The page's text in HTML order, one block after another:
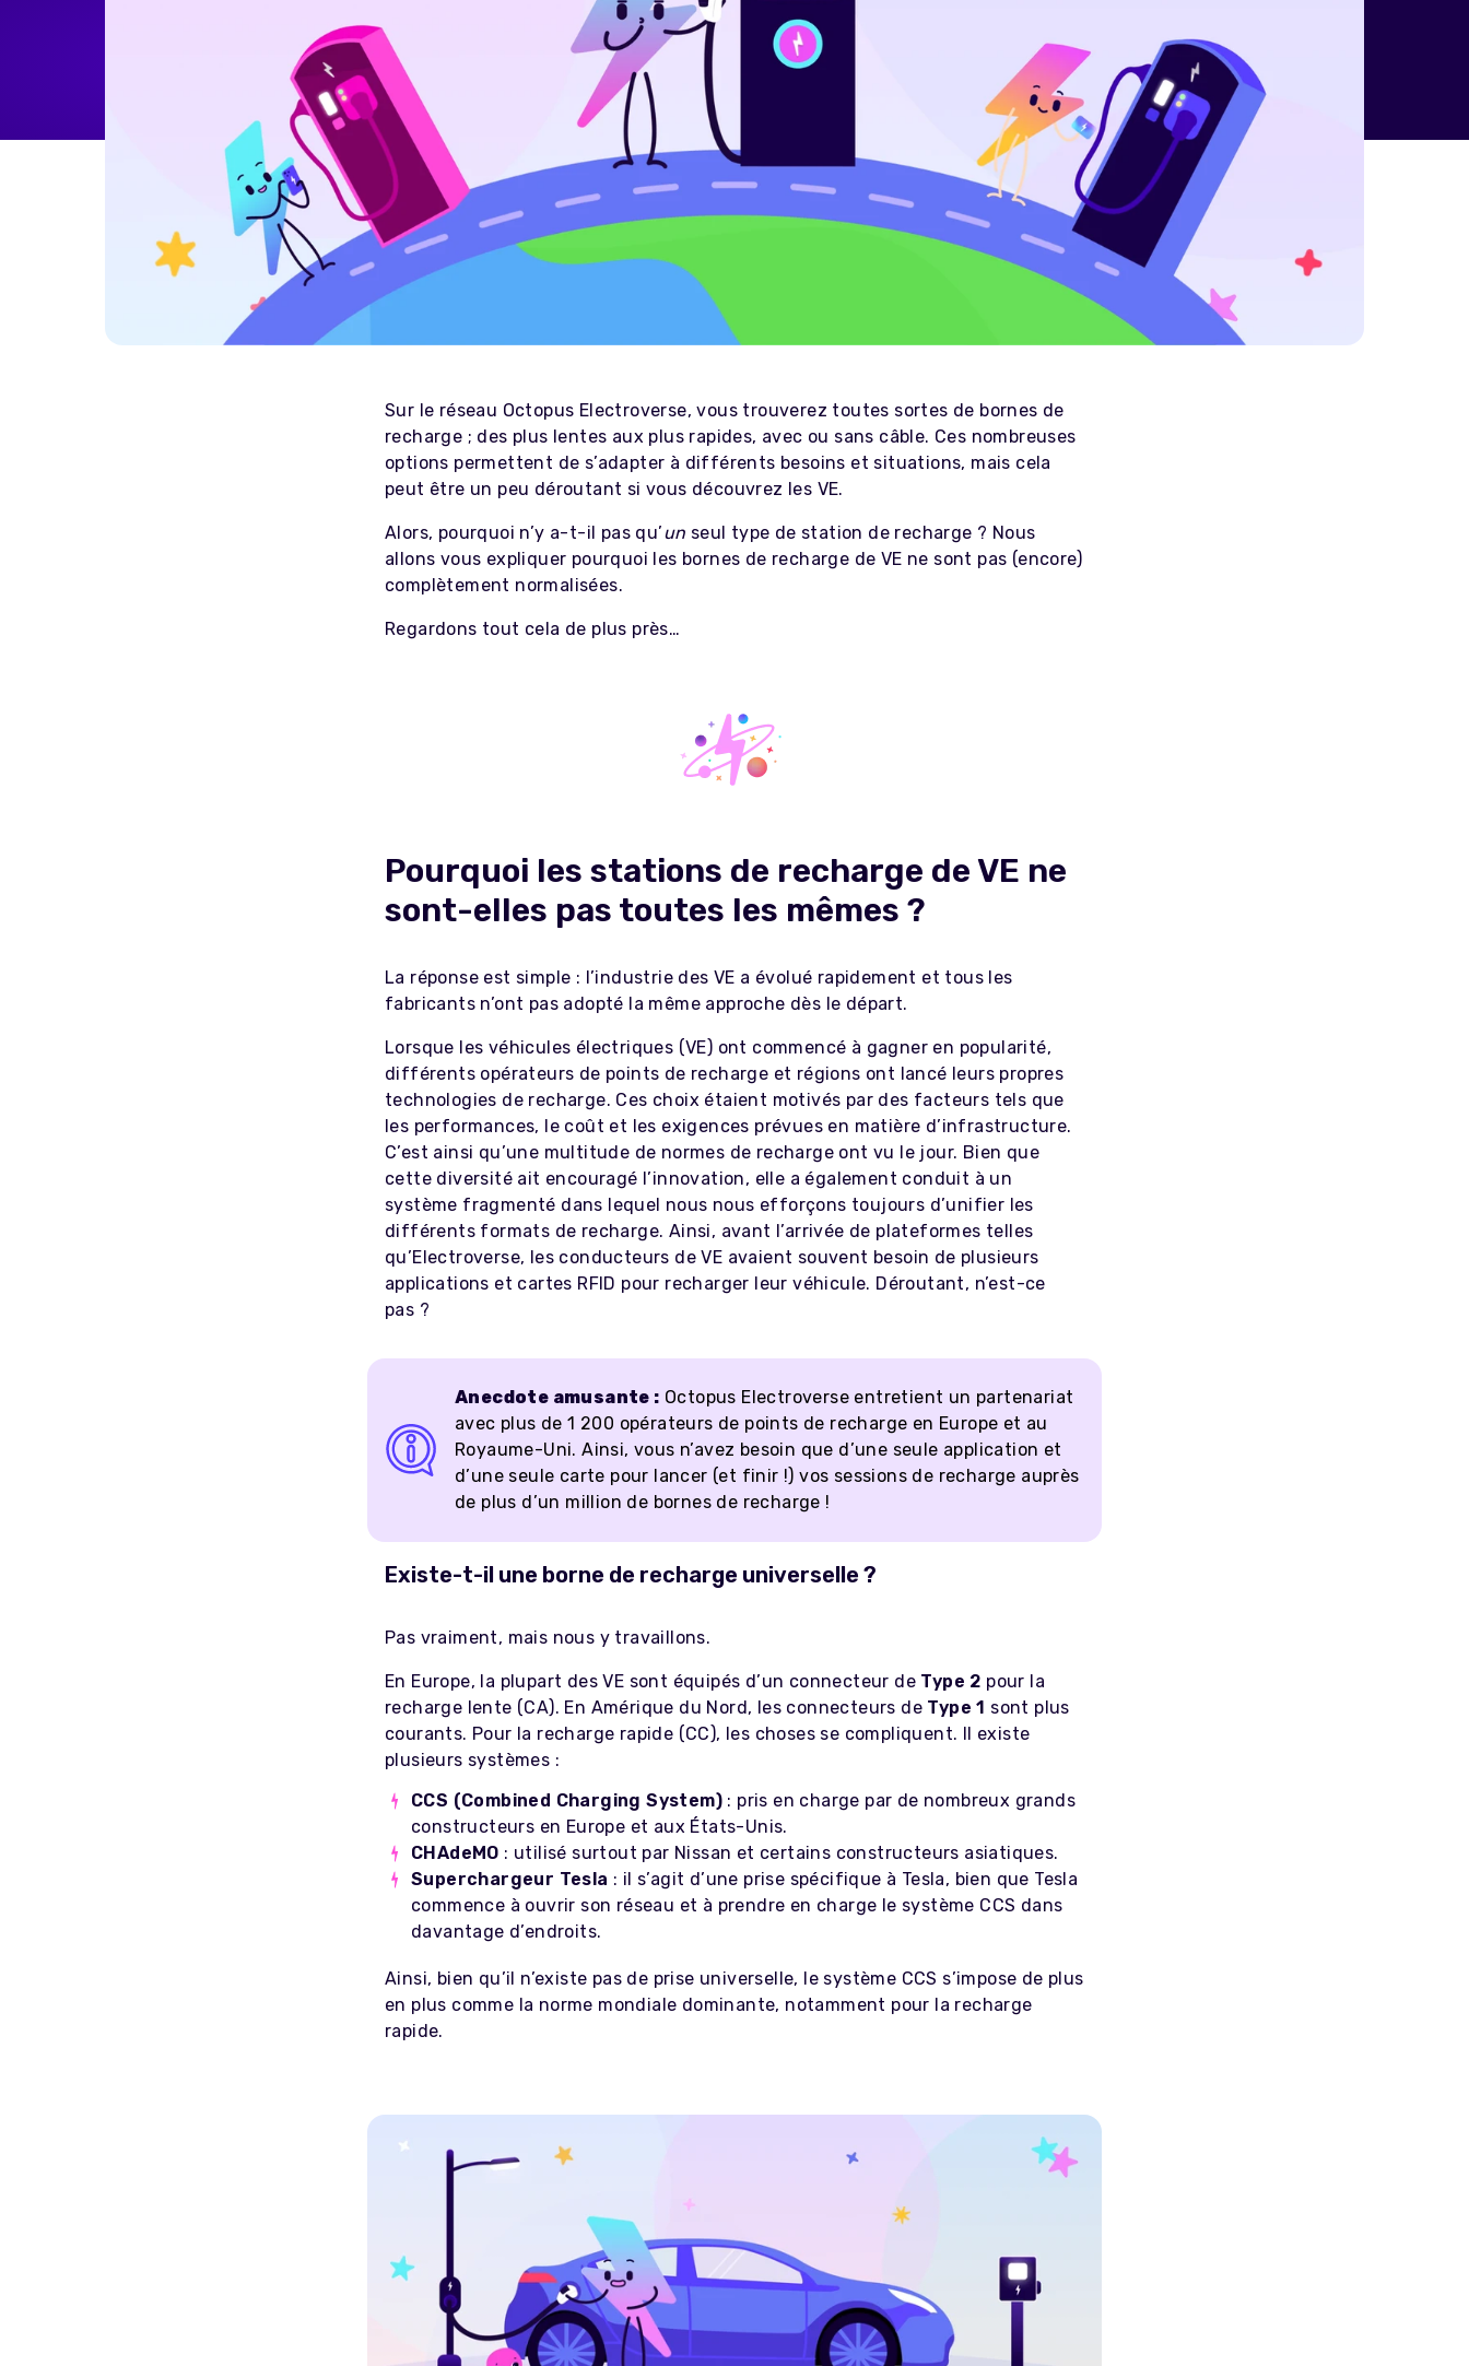
Reimbursement
Automatically reimburse your
drivers charging at home
through your business
Salary Sacrifice
Save up to 40% on public
charging costs for your business
with salary sacrifice from
Octopus
Sur le réseau Octopus Electroverse, vous trouverez toutes sortes de bornes de
recharge ; des plus lentes aux plus rapides, avec ou sans câble. Ces nombreuses
options permettent de s’adapter à différents besoins et situations, mais cela
peut être un peu déroutant si vous découvrez les VE.
Alors, pourquoi n’y a-t-il pas qu’un seul type de station de recharge ? Nous
allons vous expliquer pourquoi les bornes de recharge de VE ne sont pas (encore)
complètement normalisées.
Regardons tout cela de plus près…
Pourquoi les stations de recharge de VE ne
sont-elles pas toutes les mêmes ?
La réponse est simple : l’industrie des VE a évolué rapidement et tous les
fabricants n’ont pas adopté la même approche dès le départ.
Lorsque les véhicules électriques (VE) ont commencé à gagner en popularité,
différents opérateurs de points de recharge et régions ont lancé leurs propres
technologies de recharge. Ces choix étaient motivés par des facteurs tels que
les performances, le coût et les exigences prévues en matière d’infrastructure.
C’est ainsi qu’une multitude de normes de recharge ont vu le jour. Bien que
cette diversité ait encouragé l’innovation, elle a également conduit à un
système fragmenté dans lequel nous nous efforçons toujours d’unifier les
différents formats de recharge. Ainsi, avant l’arrivée de plateformes telles
qu’Electroverse, les conducteurs de VE avaient souvent besoin de plusieurs
applications et cartes RFID pour recharger leur véhicule. Déroutant, n’est-ce
pas ?
Anecdote amusante : Octopus Electroverse entretient un partenariat
avec plus de 1 200 opérateurs de points de recharge en Europe et au
Royaume-Uni. Ainsi, vous n’avez besoin que d’une seule application et
d’une seule carte pour lancer (et finir !) vos sessions de recharge auprès
de plus d’un million de bornes de recharge !
Existe-t-il une borne de recharge universelle ?
Pas vraiment, mais nous y travaillons.
En Europe, la plupart des VE sont équipés d’un connecteur de Type 2 pour la
recharge lente (CA). En Amérique du Nord, les connecteurs de Type 1 sont plus
courants. Pour la recharge rapide (CC), les choses se compliquent. Il existe
plusieurs systèmes :
CCS (Combined Charging System) : pris en charge par de nombreux grands
constructeurs en Europe et aux États-Unis.
CHAdeMO : utilisé surtout par Nissan et certains constructeurs asiatiques.
Superchargeur Tesla : il s’agit d’une prise spécifique à Tesla, bien que Tesla
commence à ouvrir son réseau et à prendre en charge le système CCS dans
davantage d’endroits.
Ainsi, bien qu’il n’existe pas de prise universelle, le système CCS s’impose de plus
en plus comme la norme mondiale dominante, notamment pour la recharge
rapide.